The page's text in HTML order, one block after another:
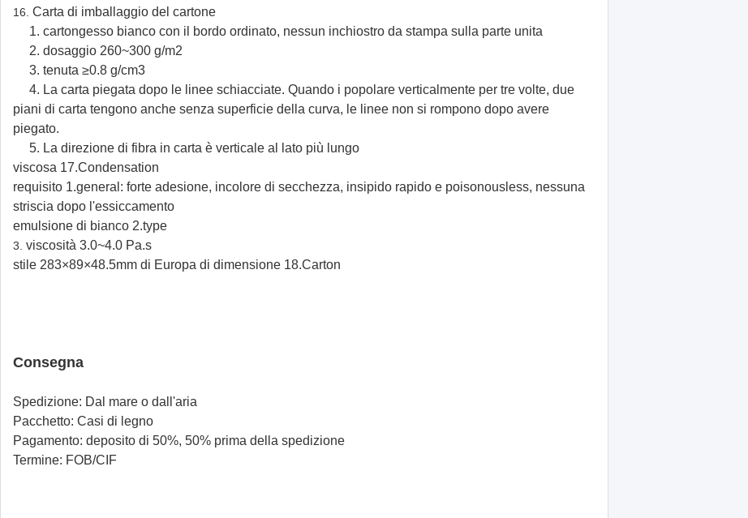
16. Carta di imballaggio del cartone
1. cartongesso bianco con il bordo ordinato, nessun inchiostro da stampa sulla parte unita
2. dosaggio 260~300 g/m2
3. tenuta ≥0.8 g/cm3
4. La carta piegata dopo le linee schiacciate. Quando i popolare verticalmente per tre volte, due
piani di carta tengono anche senza superficie della curva, le linee non si rompono dopo avere
piegato.
5. La direzione di fibra in carta è verticale al lato più lungo
viscosa 17.Condensation
requisito 1.general: forte adesione, incolore di secchezza, insipido rapido e poisonousless, nessuna
striscia dopo l'essiccamento
emulsione di bianco 2.type
3. viscosità 3.0~4.0 Pa.s
stile 283×89×48.5mm di Europa di dimensione 18.Carton
Consegna
Spedizione: Dal mare o dall'aria
Pacchetto: Casi di legno
Pagamento: deposito di 50%, 50% prima della spedizione
Termine: FOB/CIF